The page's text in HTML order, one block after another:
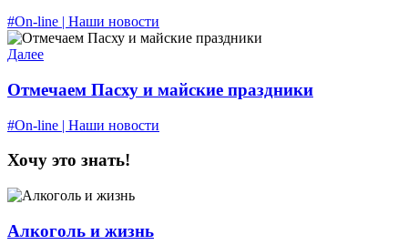
#On-line | Наши новости
Далее
Отмечаем Пасху и майские праздники
#On-line | Наши новости
Хочу это знать!
Алкоголь и жизнь